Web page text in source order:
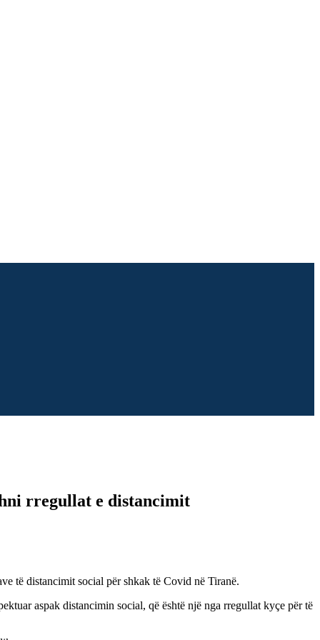
rregullat e distancimit
të distancimit social për shkak të Covid në Tiranë.
aspak distancimin social, që është një nga rregullat kyçe për të